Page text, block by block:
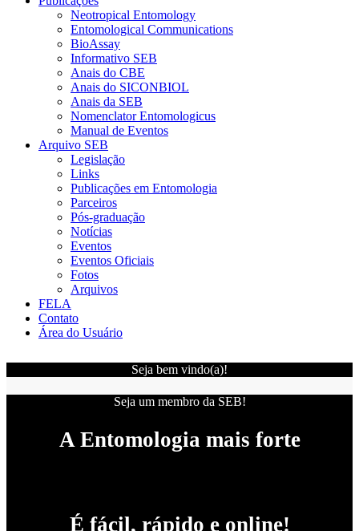
Neotropical Entomology
Entomological Communications
BioAssay
Informativo SEB
Anais do CBE
Anais do SICONBIOL
Anais da SEB
Nomenclator Entomologicus
Manual de Eventos
Arquivo SEB
Legislação
Links
Publicações em Entomologia
Parceiros
Pós-graduação
Notícias
Eventos
Eventos Oficiais
Fotos
Arquivos
FELA
Contato
Área do Usuário
Seja bem vindo(a)!
Seja um membro da SEB!
A Entomologia mais forte
É fácil, rápido e online!